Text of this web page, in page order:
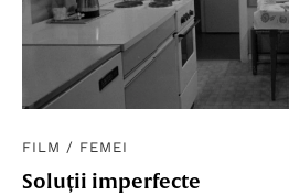
FILM / FEMEI
Soluții imperfecte